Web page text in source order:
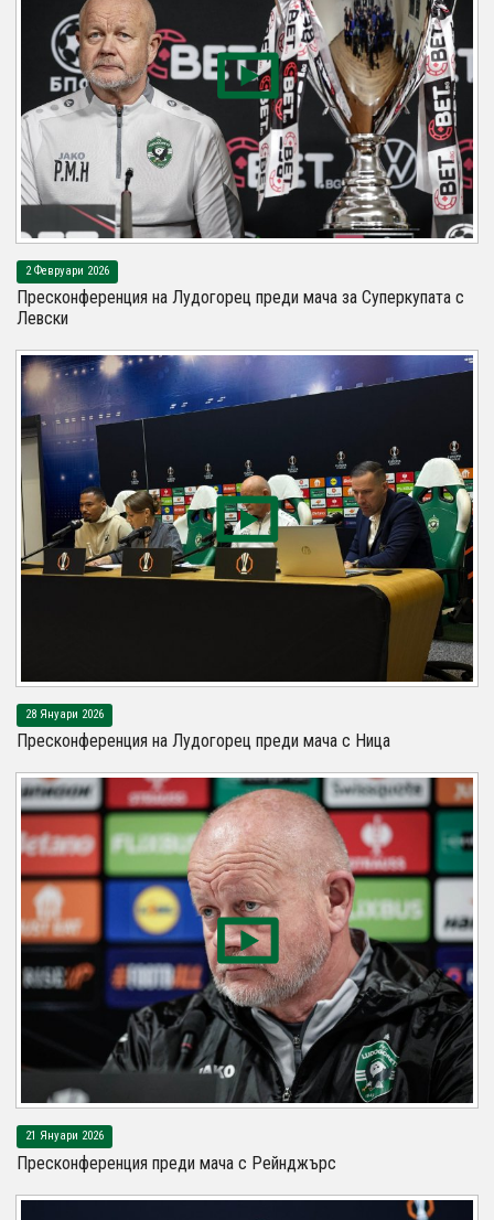
2 Февруари 2026
Пресконференция на Лудогорец преди мача за Суперкупата с
Левски
28 Януари 2026
Пресконференция на Лудогорец преди мача с Ница
21 Януари 2026
Пресконференция преди мача с Рейнджърс